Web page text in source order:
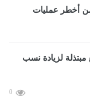
من أخطر عمليات
0